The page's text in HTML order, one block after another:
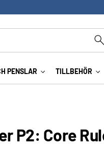
PENSLAR TILLBEHÖR
P2: Core